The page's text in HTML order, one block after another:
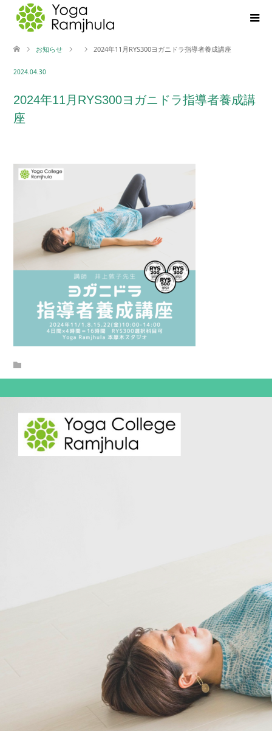
お知らせ 2024年11月RYS300ヨガニドラ指導者養成講座
2024.04.30
2024年11月RYS300ヨガニドラ指導者養成講
座